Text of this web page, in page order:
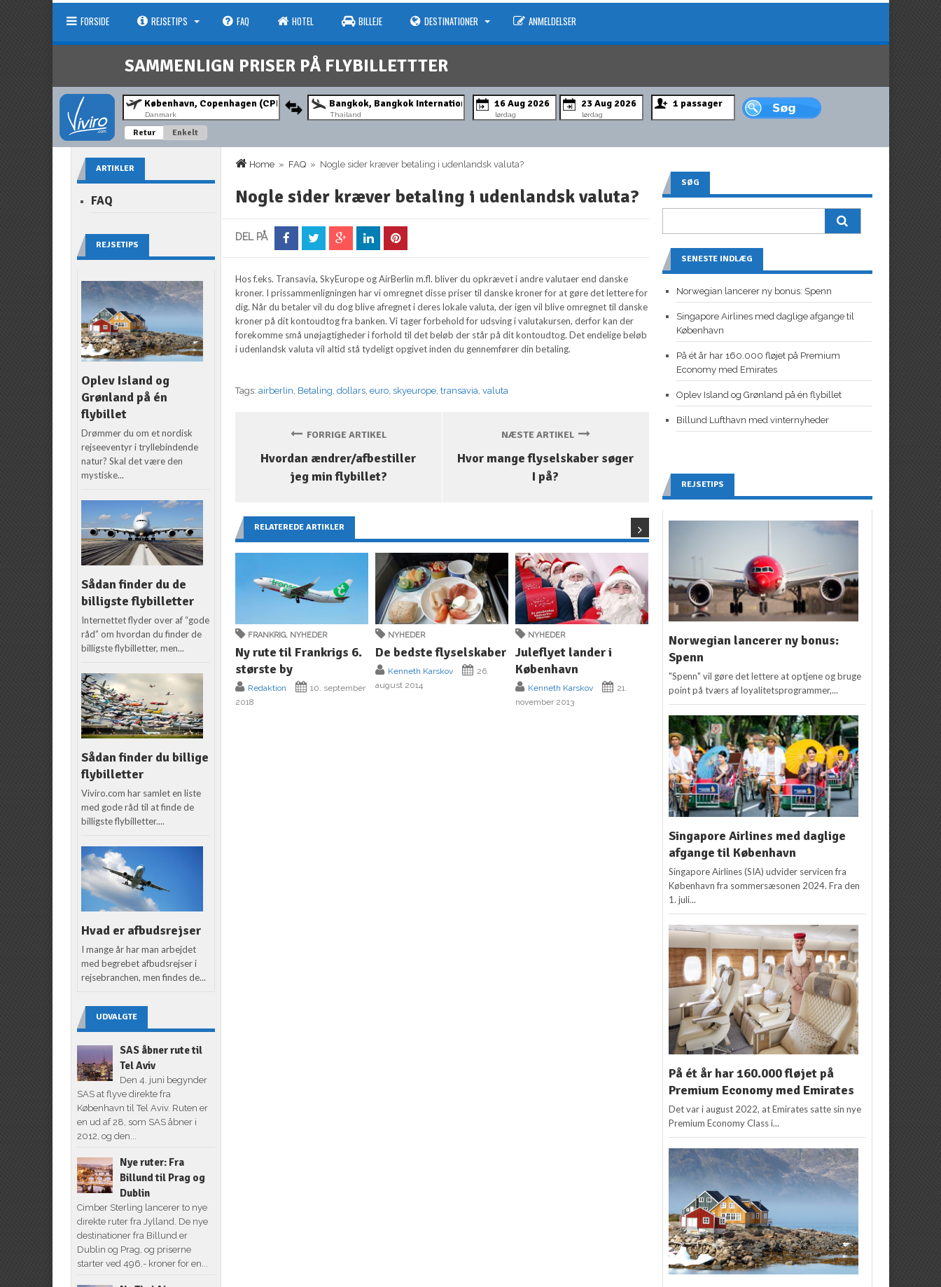
FORSIDE REJSETIPS FAQ HOTEL BILLEJE DESTINATIONER ANMELDELSER
SAMMENLIGN PRISER PÅ FLYBILLETTTER
Danmark Thailand lørdag lørdag
Retur Enkelt
Home » FAQ » Nogle sider kræver betaling i udenlandsk valuta?
Nogle sider kræver betaling i udenlandsk valuta?
DEL PÅ
Hos f.eks. Transavia, SkyEurope og AirBerlin m.fl. bliver du opkrævet i andre valutaer end danske
kroner. I prissammenligningen har vi omregnet disse priser til danske kroner for at gøre det lettere for
dig. Når du betaler vil du dog blive afregnet i deres lokale valuta, der igen vil blive omregnet til danske
kroner på dit kontoudtog fra banken. Vi tager forbehold for udsving i valutakursen, derfor kan der
forekomme små unøjagtigheder i forhold til det beløb der står på dit kontoudtog. Det endelige beløb
i udenlandsk valuta vil altid stå tydeligt opgivet inden du gennemfører din betaling.
Tags:airberlin Betaling ,dollars ,euro ,skyeurope ,transavia ,valuta
FORRIGE ARTIKEL
Hvordan ændrer/afbestiller
jeg min flybillet?
NÆSTE ARTIKEL
Hvor mange flyselskaber søger
I på?
RELATEREDE ARTIKLER
FRANKRIG, NYHEDER
Ny rute til Frankrigs 6.
største by
Redaktion
10. september
2018
NYHEDER
De bedste flyselskaber
Kenneth Karskov
26.
august 2014
NYHEDER
Juleflyet lander i
København
Kenneth Karskov
21.
november 2013
NYHEDER
Tag juletræet GRATIS
med på flyet
Kenneth Karskov
5.
airberlin med flere
forbindelser til Berlin
Kenneth Karskov
ARTIKLER
FAQ
REJSETIPS
Oplev Island og
Grønland på én
flybillet
Drømmer du om et nordisk
rejseeventyr i tryllebindende
natur? Skal det være den
mystiske...
Sådan finder du de
billigste flybilletter
Internettet flyder over af “gode
råd” om hvordan du finder de
billigste flybilletter, men...
Sådan finder du billige
flybilletter
Viviro.com har samlet en liste
med gode råd til at finde de
billigste flybilletter....
Hvad er afbudsrejser
I mange år har man arbejdet
med begrebet afbudsrejser i
rejsebranchen, men findes de...
UDVALGTE
SAS åbner rute til
Tel Aviv
Den 4. juni begynder
SAS at flyve direkte fra
København til Tel Aviv. Ruten er
en ud af 28, som SAS åbner i
2012, og den...
Nye ruter: Fra
Billund til Prag og
Dublin
Cimber Sterling lancerer to nye
direkte ruter fra Jylland. De nye
destinationer fra Billund er
Dublin og Prag, og priserne
starter ved 496,- kroner for en...
SØG
SENESTE INDLÆG
Norwegian lancerer ny bonus: Spenn
Singapore Airlines med daglige afgange til
København
På ét år har 160.000 fløjet på Premium
Economy med Emirates
Oplev Island og Grønland på én flybillet
Billund Lufthavn med vinternyheder
REJSETIPS
Norwegian lancerer ny bonus:
Spenn
"Spenn" vil gøre det lettere at optjene og bruge
point på tværs af loyalitetsprogrammer,...
Singapore Airlines med daglige
afgange til København
Singapore Airlines (SIA) udvider servicen fra
København fra sommersæsonen 2024. Fra den
1. juli...
På ét år har 160.000 fløjet på
Premium Economy med Emirates
Det var i august 2022, at Emirates satte sin nye
Premium Economy Class i...